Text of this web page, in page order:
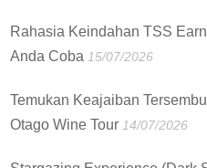
Rahasia Keindahan TSS
Anda Coba 15/07/2026
Temukan Keajaiban
Otago Wine Tour 14/07/2026